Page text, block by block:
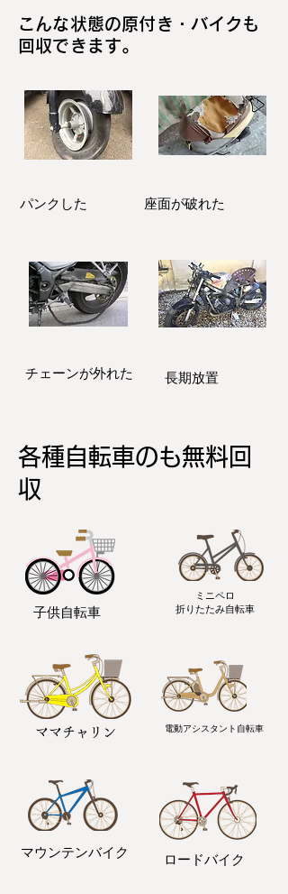
こんな状態の原付き・バイクも
回収できます。
パンクした 座面が破れた
​チェーンが外れた 長期放置
各種自転車のも無料回
収
子供自転車
ミニペロ
​折りたたみ自転車
ママチャリン 電動アシスタント自転車
マウンテンバイク ロードバイク